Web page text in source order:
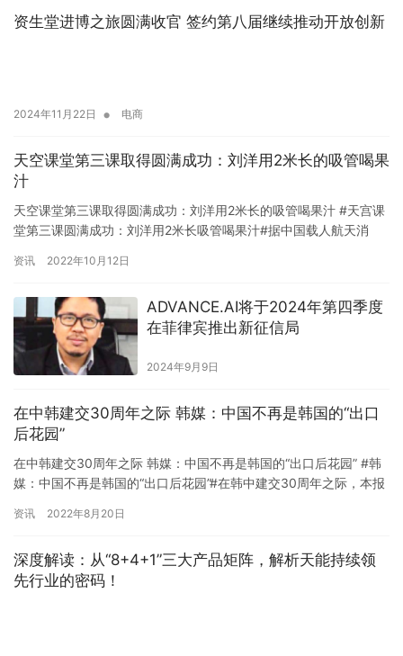
资生堂进博之旅圆满收官 签约第八届继续推动开放创新
2024年11月22日 • 电商
天空课堂第三课取得圆满成功：刘洋用2米长的吸管喝果
汁
天空课堂第三课取得圆满成功：刘洋用2米长的吸管喝果汁 #天宫课
堂第三课圆满成功：刘洋用2米长吸管喝果汁#据中国载人航天消
吸…
资讯 2022年10月12日
ADVANCE.AI将于2024年第四季度
在菲律宾推出新征信局
2024年9月9日
在中韩建交30周年之际 韩媒：中国不再是韩国的“出口
后花园”
在中韩建交30周年之际 韩媒：中国不再是韩国的“出口后花园” #韩
媒：中国不再是韩国的“出口后花园”#在韩中建交30周年之际，本报
资讯 2022年8月20日
深度解读：从“8+4+1”三大产品矩阵，解析天能持续领
先行业的密码！